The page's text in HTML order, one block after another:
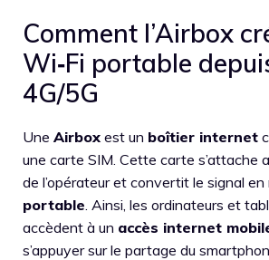
Comment l’Airbox
Wi‑Fi portable
4G/5G
Une Airbox est un boîtier internet
une carte SIM. Cette carte s’attache
de l’opérateur et convertit le signal en
portable . Ainsi, les ordinateurs et
accèdent à un accès internet
s’appuyer sur le partage du